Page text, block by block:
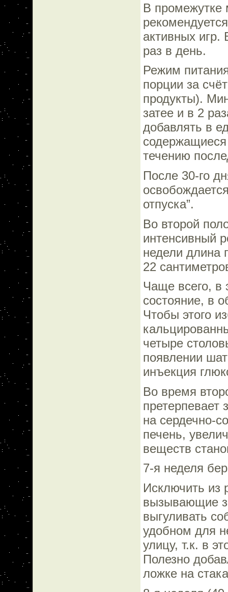
В промежутке
активных игр.
раз в день.
Режим
порции за
продукты).
затее и в 2
добавлять в
течению
После 30-го
отпуска”.
Во второй
интенсивный
недели длина
22
Чаще всего, в
состояние, в
Чтобы этого
четыре
появлении
инъекция
Во время
претерпевает
на сердечно-
печень,
веществ
7-я неделя
Исключить из
вызывающие
выгуливать
удобном для
улицу, т.к. в
Полезно
ложке на